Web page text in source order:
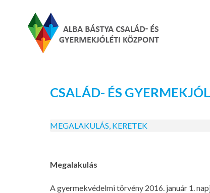
CSALÁD- ÉS
MEGALAKULÁS, KERETEK
Megalakulás
A gyermekvédelmi törvény 2016. január 1.